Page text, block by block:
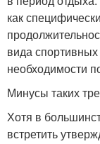
как
вида спортивных
необходимости
Минусы таких
Хотя в
встретить